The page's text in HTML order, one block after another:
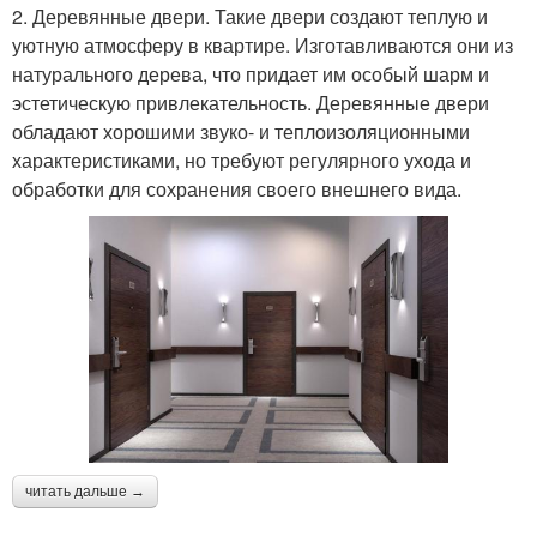
2. Деревянные двери. Такие двери создают теплую и
уютную атмосферу в квартире. Изготавливаются они из
натурального дерева, что придает им особый шарм и
эстетическую привлекательность. Деревянные двери
обладают хорошими звуко- и теплоизоляционными
характеристиками, но требуют регулярного ухода и
обработки для сохранения своего внешнего вида.
читать дальше →